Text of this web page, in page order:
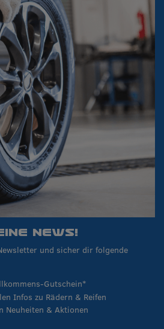
NEWS!
und sicher dir folgende
Gutschein*
Infos zu Rädern & Reifen
Neuheiten & Aktionen